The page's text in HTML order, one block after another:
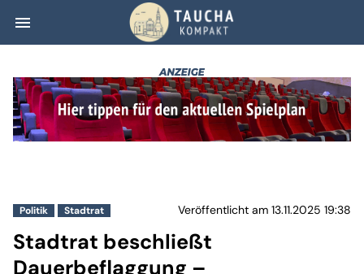
menu Stadtrat
Politik Stadtrat Veröffentlicht am 13.11.2025 19:38
Stadtrat beschließt
Dauerbeflaggung –